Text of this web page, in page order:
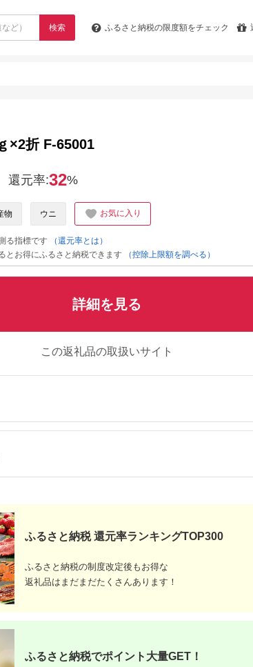
検索 ふるさと納税の限度額をチェック
び 出典：ふるなび
送！」★産地直送★牛
乳瓶入り！生うに
出典：ふるさとプレミ
うに 雲丹 ウニ 冷凍
寿司 焼きうに 焼き雲
み ご飯 白米 おつまみ
三陸 岩手県 大船渡市
80g×2(ム
道産)ウニ
×2折 F-65001
還元率:32%
物 ウニ お気に入り
る指標です
（還元率とは）
とお得にふるさと納税できます
（控除上限額を調べる）
詳細を見る
この返礼品の取扱いサイト
ふるさと納税 還元率ランキングTOP300
ふるさと納税の制度改定後もお得な
返礼品はまだまだたくさんあります！
ふるさと納税でポイント大量GET！